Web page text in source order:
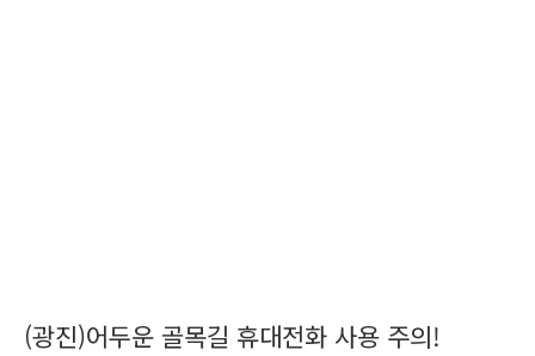
(광진)어두운 골목길 휴대전화 사용 주의!